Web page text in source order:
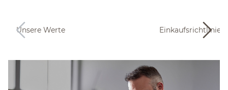
Unsere Werte Einkaufsrichtlinien